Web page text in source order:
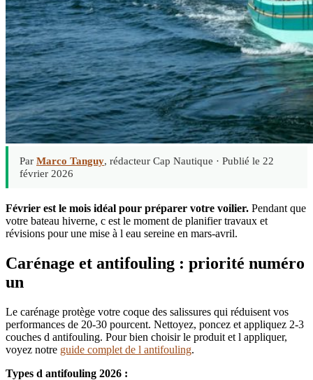
Par Marco Tanguy, rédacteur Cap Nautique · Publié le 22
février 2026
Février est le mois idéal pour préparer votre voilier. Pendant que
votre bateau hiverne, c est le moment de planifier travaux et
révisions pour une mise à l eau sereine en mars-avril.
Carénage et antifouling : priorité numéro
un
Le carénage protège votre coque des salissures qui réduisent vos
performances de 20-30 pourcent. Nettoyez, poncez et appliquez 2-3
couches d antifouling. Pour bien choisir le produit et l appliquer,
voyez notre guide complet de l antifouling.
Types d antifouling 2026 :